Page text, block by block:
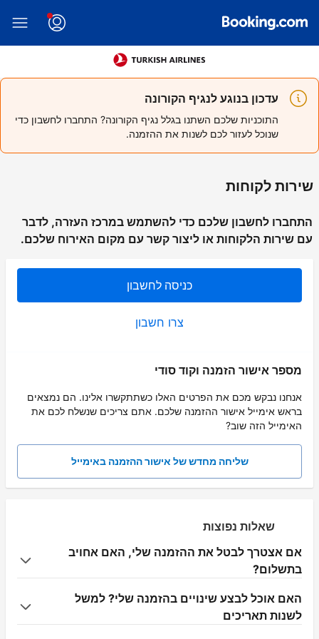
עדכון בנוגע לנגיף הקורונה
התוכניות שלכם השתנו בגלל נגיף הקורונה? התחברו לחשבון כדי
שנוכל לעזור לכם לשנות את ההזמנה.
שירות לקוחות
התחברו לחשבון שלכם כדי להשתמש במרכז העזרה, לדבר
עם שירות הלקוחות או ליצור קשר עם מקום האירוח שלכם.
כניסה לחשבון
צרו חשבון
מספר אישור הזמנה וקוד סודי
אנחנו נבקש מכם את הפרטים האלו כשתתקשרו אלינו. הם נמצאים
בראש אימייל אישור ההזמנה שלכם. אתם צריכים שנשלח לכם את
האימייל הזה שוב?
שליחה מחדש של אישור ההזמנה באימייל
שאלות נפוצות
אם אצטרך לבטל את ההזמנה שלי, האם אחויב
בתשלום?
האם אוכל לבצע שינויים בהזמנה שלי? למשל
לשנות תאריכים